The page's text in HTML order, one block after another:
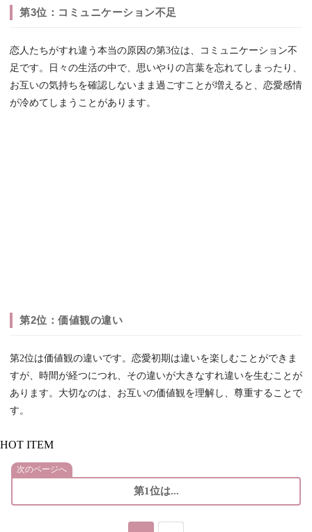
第3位：コミュニケーション不足
恋人たちがすれ違う本当の原因の第3位は、コミュニケーション不
足です。日々の生活の中で、思いやりの言葉を忘れてしまったり、
お互いの気持ちを確認しないまま過ごすことが増えると、恋愛感情
が冷めてしまうことがあります。
第2位：価値観の違い
第2位は価値観の違いです。恋愛初期は違いを楽しむことができま
すが、時間が経つにつれ、その違いが大きなすれ違いを生むことが
あります。大切なのは、お互いの価値観を理解し、尊重することで
す。
HOT ITEM
次のページへ
第1位は...